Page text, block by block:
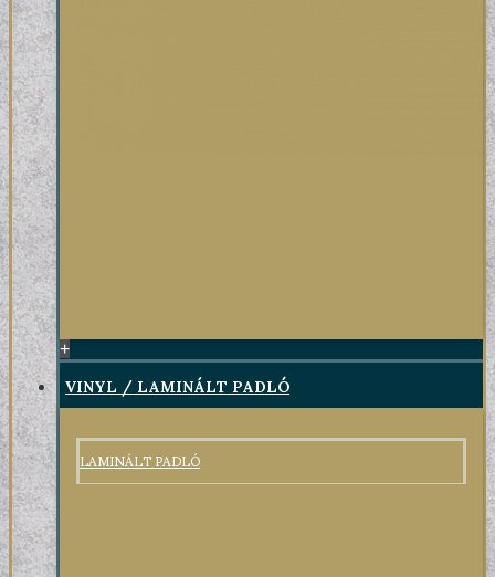
+
VINYL / LAMINÁLT PADLÓ
LAMINÁLT PADLÓ